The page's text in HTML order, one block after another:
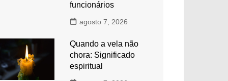
funcionários
agosto 7, 2026
Quando a vela não
chora: Significado
espiritual